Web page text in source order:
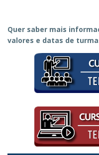
Quer saber mais
valores e datas de